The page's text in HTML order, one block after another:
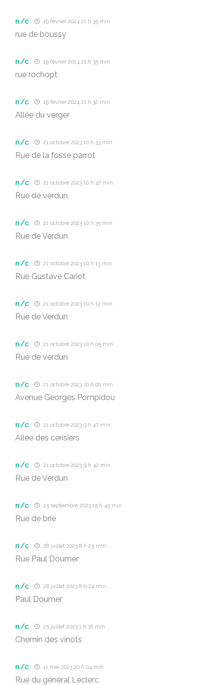
n/c 19 février 2024 21 h 35 min
rue de boussy
n/c 19 février 2024 21 h 35 min
rue rochopt
n/c 19 février 2024 21 h 32 min
Allée du verger
n/c 21 octobre 2023 10 h 53 min
Rue de la fosse parrot
n/c 21 octobre 2023 10 h 47 min
Rue de verdun
n/c 21 octobre 2023 10 h 35 min
Rue de Verdun
n/c 21 octobre 2023 10 h 13 min
Rue Gustave Cariot
n/c 21 octobre 2023 10 h 12 min
Rue de Verdun
n/c 21 octobre 2023 10 h 05 min
Rue de verdun
n/c 21 octobre 2023 10 h 00 min
Avenue Georges Pompidou
n/c 21 octobre 2023 9 h 47 min
Allée des cerisiers
n/c 21 octobre 2023 9 h 42 min
Rue de Verdun
n/c 25 septembre 2023 15 h 45 min
Rue de brie
n/c 28 juillet 2023 8 h 25 min
Rue Paul Doumer
n/c 28 juillet 2023 8 h 24 min
Paul Doumer
n/c 25 juillet 2023 1 h 18 min
Chemin des vinots
n/c 11 mai 2023 20 h 04 min
Rue du général Leclerc